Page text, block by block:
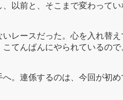
以前と、そこまで変わってい
レースだった。心を入れ替
てんぱんにやられているの
。連係するのは、今回が初